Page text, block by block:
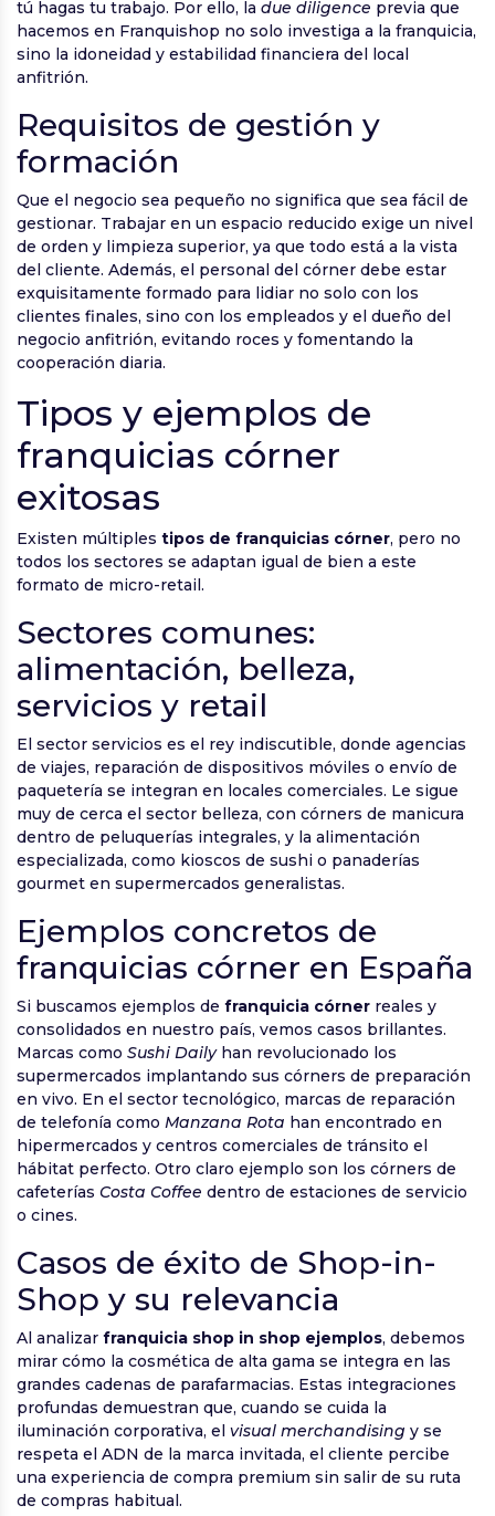
tú hagas tu trabajo. Por ello, la due diligence previa que
hacemos en Franquishop no solo investiga a la franquicia,
sino la idoneidad y estabilidad financiera del local
anfitrión.
Requisitos de gestión y
formación
Que el negocio sea pequeño no significa que sea fácil de
gestionar. Trabajar en un espacio reducido exige un nivel
de orden y limpieza superior, ya que todo está a la vista
del cliente. Además, el personal del córner debe estar
exquisitamente formado para lidiar no solo con los
clientes finales, sino con los empleados y el dueño del
negocio anfitrión, evitando roces y fomentando la
cooperación diaria.
Tipos y ejemplos de
franquicias córner
exitosas
Existen múltiples tipos de franquicias córner, pero no
todos los sectores se adaptan igual de bien a este
formato de micro-retail.
Sectores comunes:
alimentación, belleza,
servicios y retail
El sector servicios es el rey indiscutible, donde agencias
de viajes, reparación de dispositivos móviles o envío de
paquetería se integran en locales comerciales. Le sigue
muy de cerca el sector belleza, con córners de manicura
dentro de peluquerías integrales, y la alimentación
especializada, como kioscos de sushi o panaderías
gourmet en supermercados generalistas.
Ejemplos concretos de
franquicias córner en España
Si buscamos ejemplos de franquicia córner reales y
consolidados en nuestro país, vemos casos brillantes.
Marcas como Sushi Dailyhan revolucionado los
supermercados implantando sus córners de preparación
en vivo. En el sector tecnológico, marcas de reparación
de telefonía como Manzana Rota han encontrado en
hipermercados y centros comerciales de tránsito el
hábitat perfecto. Otro claro ejemplo son los córners de
cafeterías Costa Coffee dentro de estaciones de servicio
o cines.
Casos de éxito de Shop-in-
Shop y su relevancia
Al analizar franquicia shop in shop ejemplos, debemos
mirar cómo la cosmética de alta gama se integra en las
grandes cadenas de parafarmacias. Estas integraciones
profundas demuestran que, cuando se cuida la
iluminación corporativa, el visual merchandising y se
respeta el ADN de la marca invitada, el cliente percibe
una experiencia de compra premium sin salir de su ruta
de compras habitual.